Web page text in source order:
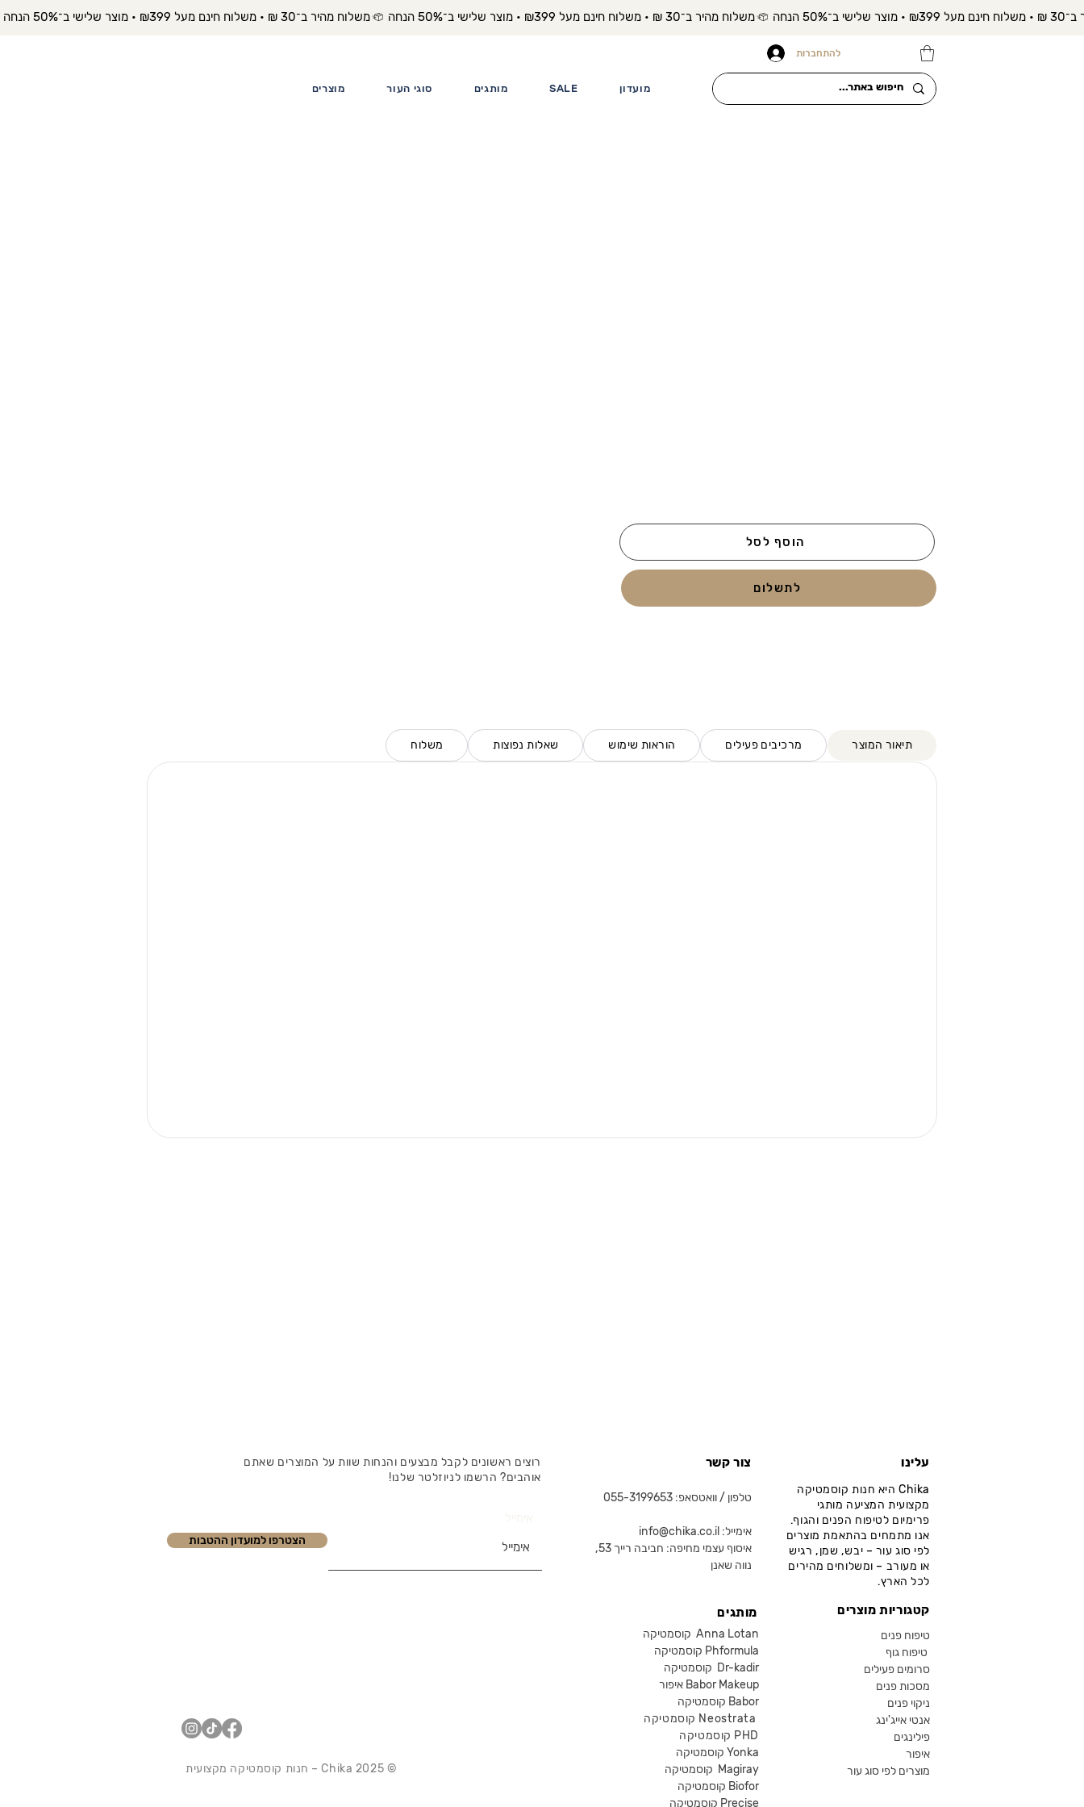
משלוח מהיר ב־30 ₪ • משלוח חינם מעל ₪399 • מוצר שלישי ב־50% הנחה
מוצרים סוגי העור מותגים SALE מועדון
להתחברות
הוסף לסל
לתשלום
תיאור המוצר מרכיבים פעילים הוראות שימוש שאלות נפוצות משלוח
רוצים ראשונים לקבל מבצעים והנחות שוות על המוצרים שאתם
אוהבים? הרשמו לניוזלטר שלנו!
הצטרפו למועדון ההטבות
© 2025 Chika – חנות קוסמטיקה מקצועית
צור קשר
טלפון / וואטסאפ: 055-3199653
אימייל: info@chika.co.il
איסוף עצמי מחיפה: חביבה רייך 53,
נווה שאנן
מותגים
קוסמטיקה Anna Lotan
קוסמטיקה Phformula
קוסמטיקה Dr-kadir
איפור Babor Makeup
קוסמטיקה Babor
קוסמטיקה Neostrata
קוסמטיקה PHD
קוסמטיקה Yonka
Magiray
קוסמטיקה Biofor
קוסמטיקה Precise
עלינו
Chika היא חנות קוסמטיקה
מקצועית המציעה מותגי
פרימיום לטיפוח הפנים והגוף.
אנו מתמחים בהתאמת מוצרים
לפי סוג עור – יבש, שמן, רגיש
או מעורב – ומשלוחים מהירים
לכל הארץ.
קטגוריות מוצרים
טיפוח פנים
טיפוח גוף
סרומים פעילים
מסכות פנים
ניקוי פנים
אנטי אייג'ינג
פילינגים
איפור
מוצרים לפי סוג עור